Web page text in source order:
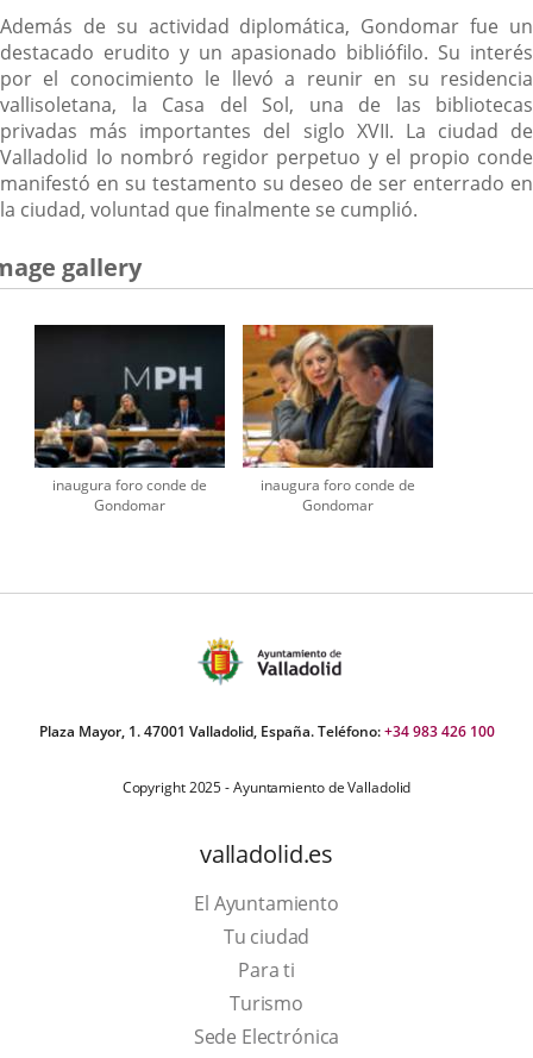
Además de su actividad diplomática, Gondomar fue un
destacado erudito y un apasionado bibliófilo. Su interés
por el conocimiento le llevó a reunir en su residencia
vallisoletana, la Casa del Sol, una de las bibliotecas
privadas más importantes del siglo XVII. La ciudad de
Valladolid lo nombró regidor perpetuo y el propio conde
manifestó en su testamento su deseo de ser enterrado en
la ciudad, voluntad que finalmente se cumplió.
gallery
inaugura foro conde de
Gondomar
inaugura foro conde de
Gondomar
Plaza Mayor, 1. 47001 Valladolid, España. Teléfono:+34 983 426 100
Copyright 2025 - Ayuntamiento de Valladolid
valladolid.es
El Ayuntamiento
Tu ciudad
Para ti
TurismoThis
link
Sede Electrónica